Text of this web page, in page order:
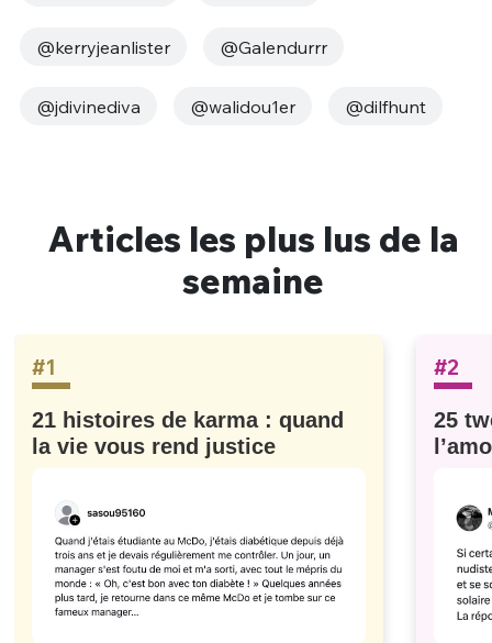
@kerryjeanlister @Galendurrr
@jdivinediva @walidou1er @dilfhunt
Articles les plus lus de la
semaine
#1
21 histoires de karma : quand
la vie vous rend justice
#2
25